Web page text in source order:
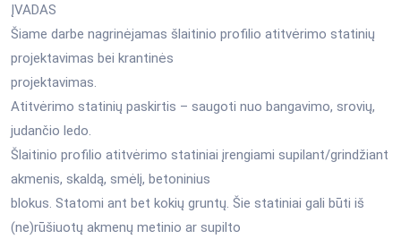
ĮVADAS
Šiame darbe nagrinėjamas šlaitinio profilio atitvėrimo statinių
projektavimas bei krantinės
projektavimas.
Atitvėrimo statinių paskirtis – saugoti nuo bangavimo, srovių,
judančio ledo.
Šlaitinio profilio atitvėrimo statiniai įrengiami supilant/grindžiant
akmenis, skaldą, smėlį, betoninius
blokus. Statomi ant bet kokių gruntų. Šie statiniai gali būti iš
(ne)rūšiuotų akmenų metinio ar supilto